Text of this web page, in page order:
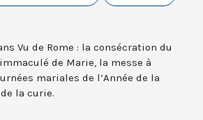
Vu de Rome : la consécration du
de Marie, la messe à
mariales de l’Année de la
la curie.